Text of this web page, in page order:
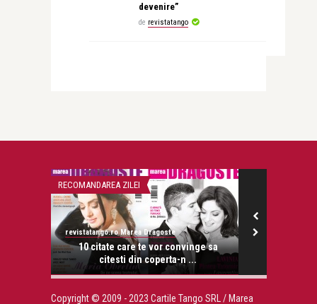
devenire”
de revistatango
RECOMANDAREA ZILEI
revistatango.ro Marea Dragoste
10 citate care te vor convinge sa
citesti din coperta-n ...
Copyright © 2009 - 2023 Cartile Tango SRL / Marea